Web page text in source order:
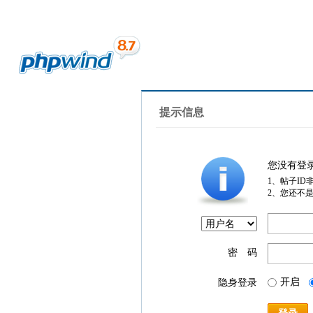
提示信息
您没有登
1、帖子ID
2、您还不
密 码
隐身登录 开启